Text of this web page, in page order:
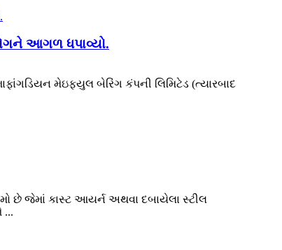
આગળ ધપાવ્યો.
મેઇફ્યુલ બેરિંગ કંપની લિમિટેડ (ત્યારબાદ
છે જેમાં કાસ્ટ આયર્ન અથવા દબાયેલા સ્ટીલ
...